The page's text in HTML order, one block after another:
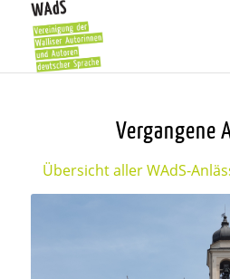
Vergangene
Übersicht aller WAdS-